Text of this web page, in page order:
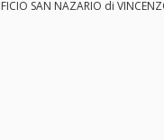
SAN NAZARIO di